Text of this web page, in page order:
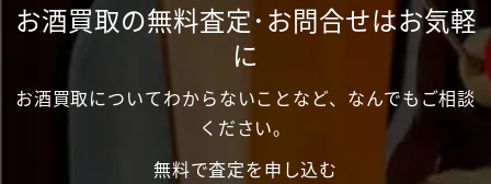
お酒買取の無料査定･お問合せはお気軽
に
お酒買取についてわからないことなど、なんでもご相談
ください。
無料で査定を申し込む